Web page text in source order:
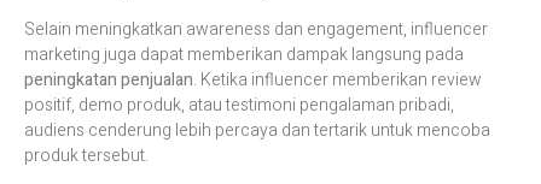
Selain meningkatkan awareness dan engagement, influencer
marketing juga dapat memberikan dampak langsung pada
peningkatan penjualan. Ketika influencer memberikan review
positif, demo produk, atau testimoni pengalaman pribadi,
audiens cenderung lebih percaya dan tertarik untuk mencoba
produk tersebut.